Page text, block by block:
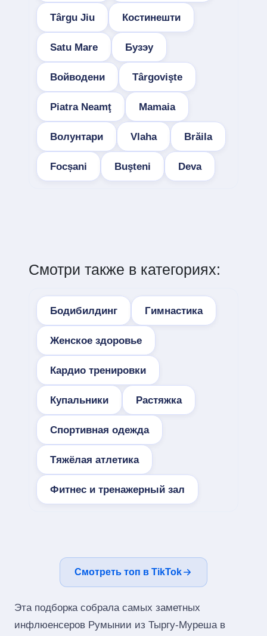
Târgu Jiu Костинешти
Satu Mare Бузэу
Войводени Târgovişte
Piatra Neamţ Mamaia
Волунтари Vlaha Brăila
Focșani Buşteni Deva
Смотри также в категориях:
Бодибилдинг Гимнастика
Женское здоровье
Кардио тренировки
Купальники Растяжка
Спортивная одежда
Тяжёлая атлетика
Фитнес и тренажерный зал
Смотреть топ в TikTok
Эта подборка собрала самых заметных
инфлюенсеров Румынии из Тыргу-Муреша в